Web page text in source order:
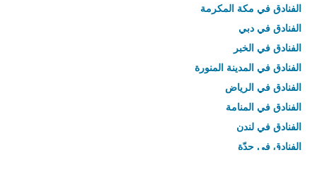
الفنادق في مكة المكرمة
الفنادق في دبي
الفنادق في الخبر
الفنادق في المدينة المنورة
الفنادق في الرياض
الفنادق في المنامة
الفنادق في لندن
الفنادق في جدّة